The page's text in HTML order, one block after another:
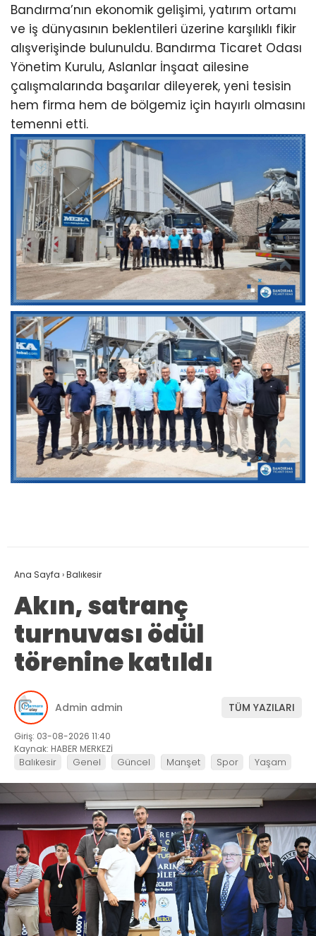
Bandırma’nın ekonomik gelişimi, yatırım ortamı
ve iş dünyasının beklentileri üzerine karşılıklı fikir
alışverişinde bulunuldu. Bandırma Ticaret Odası
Yönetim Kurulu, Aslanlar İnşaat ailesine
çalışmalarında başarılar dileyerek, yeni tesisin
hem firma hem de bölgemiz için hayırlı olmasını
temenni etti.
Ana Sayfa ›Balıkesir
Akın, satranç
turnuvası ödül
törenine katıldı
Admin admin TÜM YAZILARI
Giriş: 03-08-2026 11:40
Kaynak: HABER MERKEZİ
Balıkesir Genel Güncel Manşet Spor Yaşam